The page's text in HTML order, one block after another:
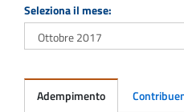
Seleziona il mese:
Adempimento